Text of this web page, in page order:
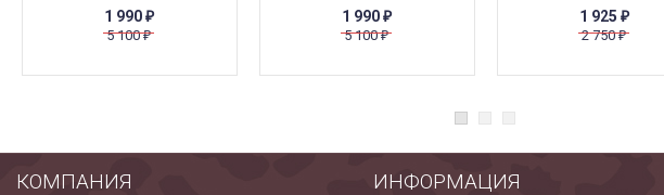
1 990 ₽
5 100₽
1 990 ₽
5 100₽
1 925 ₽
2 750₽
КОМПАНИЯ ИНФОРМАЦИЯ